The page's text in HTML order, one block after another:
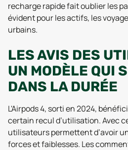
recharge rapide fait oublier les
évident pour les actifs, les
urbains.
LES AVIS DES
UN MODÈLE QUI
DANS LA DURÉE
L'Airpods 4, sorti en 2024,
certain recul d’utilisation. Avec
utilisateurs permettent d’avoir
forces et faiblesses. Les